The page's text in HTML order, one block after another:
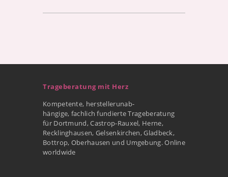
Trageberatung mit Herz
Kompetente, herstellerunab-
hängige, fachlich fundierte Trageberatung
für Dortmund, Castrop-Rauxel, Herne,
Recklinghausen, Gelsenkirchen, Gladbeck,
Bottrop, Oberhausen und Umgebung. Online
worldwide